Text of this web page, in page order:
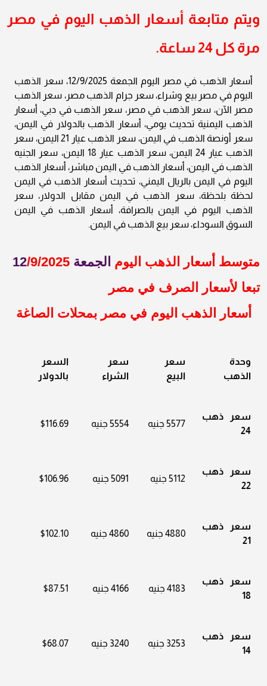
ويتم متابعة أسعار الذهب اليوم في مصر
مرة كل 24 ساعة.
أسعار الذهب في مصر اليوم الجمعة 12/9/2025، سعر الذهب
اليوم في مصر بيع وشراء، سعر جرام الذهب مصر، سعر الذهب
مصر الآن، سعر الذهب في مصر، سعر الذهب في دبي، أسعار
الذهب اليمنية تحديث يومي، أسعار الذهب بالدولار في اليمن،
سعر أونصة الذهب في اليمن، سعر الذهب عيار 21 اليمن، سعر
الذهب عيار 24 اليمن، سعر الذهب عيار 18 اليمن، سعر الجنيه
الذهب في اليمن، أسعار الذهب في اليمن مباشر، أسعار الذهب
اليوم في اليمن بالريال اليمني، تحديث أسعار الذهب في اليمن
لحظة بلحظة، سعر الذهب في اليمن مقابل الدولار، سعر
الذهب اليوم في اليمن بالصرافة، أسعار الذهب في اليمن
السوق السوداء، سعر بيع الذهب في اليمن.
متوسط أسعار الذهب اليوم الجمعة 12 /9/2025
تبعا لأسعار الصرف في مصر
أسعار الذهب اليوم في مصر بمحلات الصاغة
وحدة
الذهب
سعر
البيع
سعر
الشراء
السعر
بالدولار
سعر ذهب
24
5577 جنيه 5554 جنيه $116.69
سعر ذهب
22
5112 جنيه 5091 جنيه $106.96
سعر ذهب
21
4880 جنيه 4860 جنيه $102.10
سعر ذهب
18
4183 جنيه 4166 جنيه $87.51
سعر ذهب
14
3253 جنيه 3240 جنيه $68.07